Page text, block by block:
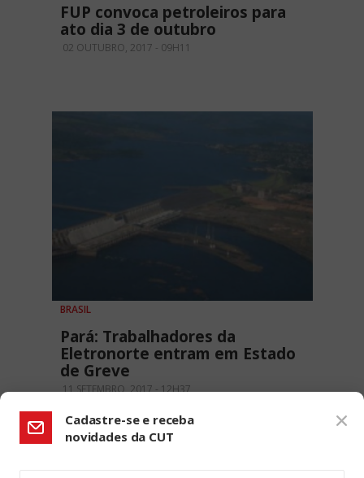
FUP convoca petroleiros para
ato dia 3 de outubro
02 OUTUBRO, 2017 - 09H11
BRASIL
Pará: Trabalhadores da
Eletronorte entram em Estado
de Greve
11 SETEMBRO, 2017 - 12H37
Cadastre-se e receba
novidades da CUT